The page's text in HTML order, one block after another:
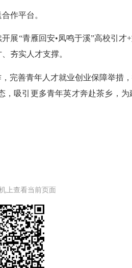
作平台。
“青雁回安•凤鸣于溪”高校引才
夯实人才支撑。
善青年人才就业创业保障举措
吸引更多青年英才奔赴茶乡，
上查看当前页面